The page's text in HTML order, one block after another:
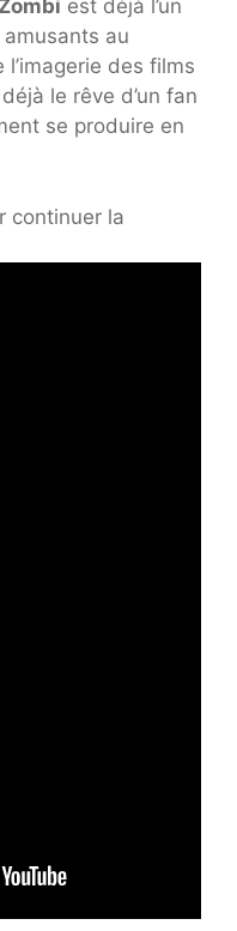
Zombi est déjà l’un
au
des films
le rêve d’un fan
se produire en
continuer la